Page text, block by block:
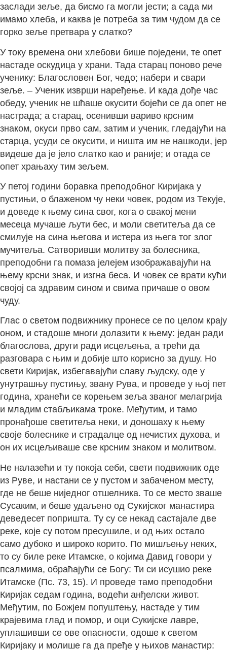
заслади зеље, да бисмо га могли јести; а сада ми
имамо хлеба, и каква је потреба за тим чудом да се
горко зеље претвара у слатко?
У току времена они хлебови бише поједени, те опет
настаде оскудица у храни. Тада старац поново рече
ученику: Благословен Бог, чедо; набери и свари
зеље. – Ученик изврши наређење. И када дође час
обеду, ученик не шћаше окусити бојећи се да опет не
настрада; а старац, осенивши вариво крсним
знаком, окуси прво сам, затим и ученик, гледајући на
старца, усуди се окусити, и ништа им не нашкоди, јер
видеше да је јело слатко као и раније; и отада се
опет храњаху тим зељем.
У петој години боравка преподобног Киријака у
пустињи, о блаженом чу неки човек, родом из Текује,
и доведе к њему сина свог, кога о свакој мени
месеца мучаше љути бес, и моли светитеља да се
смилује на сина његова и истера из њега тог злог
мучитеља. Сатворивши молитву за болесника,
преподобни га помаза јелејем изображавајући на
њему крсни знак, и изгна беса. И човек се врати кући
својој са здравим сином и свима причаше о овом
чуду.
Глас о светом подвижнику пронесе се по целом крају
оном, и стадоше многи долазити к њему: један ради
благослова, други ради исцељења, а трећи да
разговара с њим и добије што корисно за душу. Но
свети Киријак, избегавајући славу људску, оде у
унутрашњу пустињу, звану Рува, и проведе у њој пет
година, хранећи се корењем зеља званог мелагрија
и младим стабљикама троке. Међутим, и тамо
пронађоше светитеља неки, и доношаху к њему
своје болеснике и страдалце од нечистих духова, и
он их исцељиваше све крсним знаком и молитвом.
Не налазећи и ту покоја себи, свети подвижник оде
из Руве, и настани се у пустом и забаченом месту,
где не беше ниједног отшелника. То се место зваше
Сусаким, и беше удаљено од Сукијског манастира
деведесет попришта. Ту су се некад састајале две
реке, које су потом пресушиле, и од њих остало
само дубоко и широко корито. По мишљењу неких,
то су биле реке Итамске, о којима Давид говори у
псалмима, обраћајући се Богу: Ти си исушио реке
Итамске (Пс. 73, 15). И проведе тамо преподобни
Киријак седам година, водећи анђелски живот.
Међутим, по Божјем попуштењу, настаде у тим
крајевима глад и помор, и оци Сукијске лавре,
уплашивши се ове опасности, одоше к светом
Киријаку и молише га да пређе у њихов манастир: